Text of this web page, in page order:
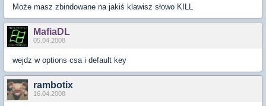
Może masz zbindowane na jakiś klawisz słowo KILL
MafiaDL
05.04.2008
wejdz w options csa i default key
rambotix
16.04.2008